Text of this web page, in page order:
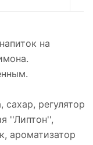
на
регулятор
''Липтон'',
ароматизатор